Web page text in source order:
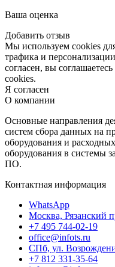
Ваша оценка
Добавить отзыв
Мы используем cookies
трафика и
согласен, вы
cookies.
Я согласен
О компании
Основные направления
систем сбора данных на
оборудования и
оборудования в системы
ПО.
Контактная информация
WhatsApp
Москва, Рязанский
+7 495 744-02-19
office@infots.ru
СПб, ул.
+7 812 331-35-64